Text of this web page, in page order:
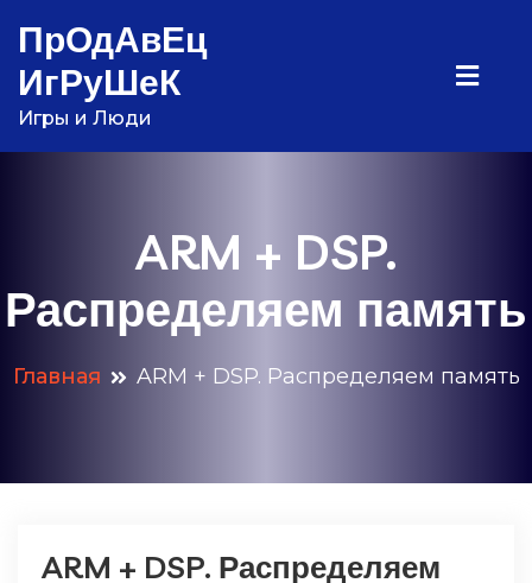
содержимому
ПрОдАвЕц
ИгРуШеК
Игры и Люди
ARM + DSP.
Распределяем память
Главная ARM + DSP. Распределяем память
ARM + DSP. Распределяем